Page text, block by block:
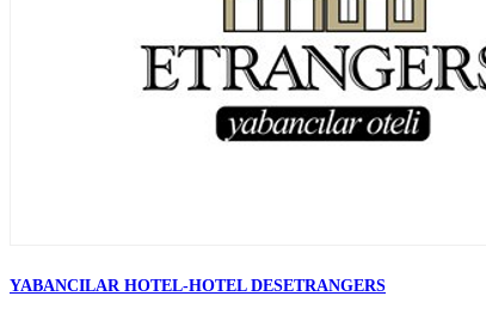
YABANCILAR HOTEL-HOTEL DESETRANGERS